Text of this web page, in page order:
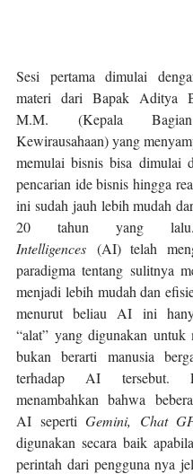
Sesi pertama dimulai
materi dari Bapak Aditya
M.M. (Kepala
Kewirausahaan) yang
memulai bisnis bisa dimulai
pencarian ide bisnis hingga
ini sudah jauh lebih mudah
20 tahun yang
Intelligences (AI) telah
paradigma tentang sulitnya
menjadi lebih mudah dan
menurut beliau AI ini
“alat” yang digunakan untuk
bukan berarti manusia
terhadap AI tersebut.
menambahkan bahwa
AI seperti Gemini, Chat
digunakan secara baik apabila
perintah dari pengguna nya